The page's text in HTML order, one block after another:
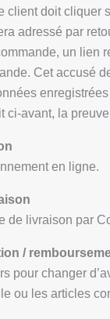
client doit cliquer
adressé par
un lien
Cet accusé
ci-avant, la
en ligne.
de livraison par
/
pour changer
ou les articles